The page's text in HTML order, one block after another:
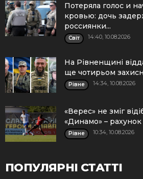
Потеряла голос и
кровью: дочь
россиянки...
Cвіт 14:40, 10.08.2026
На Рівненщині
ще чотирьом
Рівне 14:34, 10.08.2026
«Верес» не зміг
«Динамо» – рахунок
Рівне 10:34, 10.08.2026
ПОПУЛЯРНІ СТАТТІ